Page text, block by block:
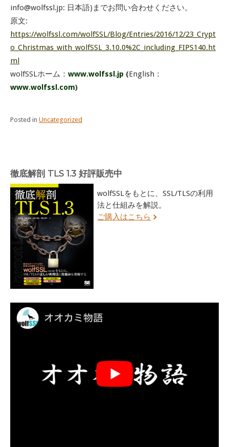
info@wolfssl.jp: 日本語)までお問い合わせください。
原文:
https://wolfssl.com/wolfSSL/Blog/Entries/2016/12/23_Crypt
o_Christmas_with_wolfSSL_3.10.0%2C_including_FIPS140.ht
ml
wolfSSLホーム： www.wolfssl.jp (English：
www.wolfssl.com)
Posted in Uncategorized
徹底解剖 TLS 1.3 好評販売中
wolfSSLをもとに、SSL/TLSの利用
法と仕組みを解説。
ご購入はこちら